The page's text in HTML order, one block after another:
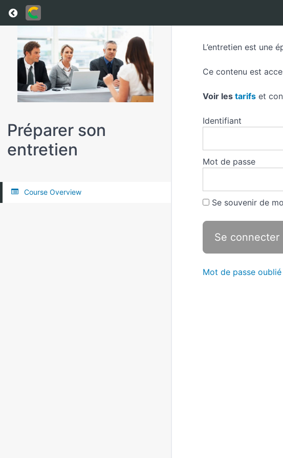
Return to all courses
Préparer son
entretien
Course Overview
L’entretien est une
Ce contenu est
Voir les tarifs et
Identifiant
Mot de passe
Se souvenir de
Mot de passe oublié